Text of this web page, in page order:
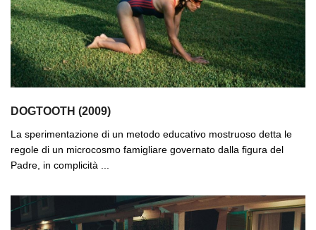
DOGTOOTH (2009)
La sperimentazione di un metodo educativo mostruoso detta le
regole di un microcosmo famigliare governato dalla figura del
Padre, in complicità ...